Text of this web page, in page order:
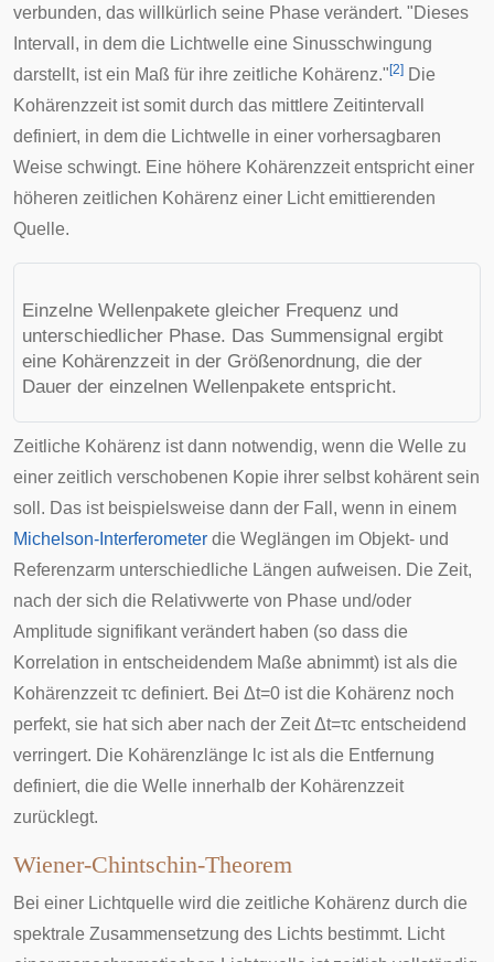
verbunden, das willkürlich seine Phase verändert. "Dieses
Intervall, in dem die Lichtwelle eine Sinusschwingung
darstellt, ist ein Maß für ihre zeitliche Kohärenz." [2] Die
Kohärenzzeit ist somit durch das mittlere Zeitintervall
definiert, in dem die Lichtwelle in einer vorhersagbaren
Weise schwingt. Eine höhere Kohärenzzeit entspricht einer
höheren zeitlichen Kohärenz einer Licht emittierenden
Quelle.
Einzelne Wellenpakete gleicher Frequenz und
unterschiedlicher Phase. Das Summensignal ergibt
eine Kohärenzzeit in der Größenordnung, die der
Dauer der einzelnen Wellenpakete entspricht.
Zeitliche Kohärenz ist dann notwendig, wenn die Welle zu
einer zeitlich verschobenen Kopie ihrer selbst kohärent sein
soll. Das ist beispielsweise dann der Fall, wenn in einem
Michelson-Interferometer die Weglängen im Objekt- und
Referenzarm unterschiedliche Längen aufweisen. Die Zeit,
nach der sich die Relativwerte von Phase und/oder
Amplitude signifikant verändert haben (so dass die
Korrelation in entscheidendem Maße abnimmt) ist als die
Kohärenzzeitτc definiert. Bei Δt=0 ist die Kohärenz noch
perfekt, sie hat sich aber nach der ZeitΔt=τc entscheidend
verringert. Die Kohärenzlänge c ist als die Entfernung
definiert, die die Welle innerhalb der Kohärenzzeit
zurücklegt.
Wiener-Chintschin-Theorem
Bei einer Lichtquelle wird die zeitliche Kohärenz durch die
spektrale Zusammensetzung des Lichts bestimmt. Licht